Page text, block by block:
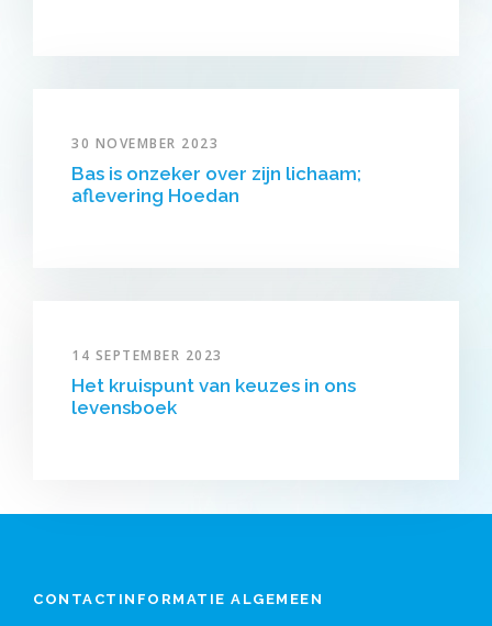
30 NOVEMBER 2023
Bas is onzeker over zijn lichaam;
aflevering Hoedan
14 SEPTEMBER 2023
Het kruispunt van keuzes in ons
levensboek
CONTACTINFORMATIE ALGEMEEN